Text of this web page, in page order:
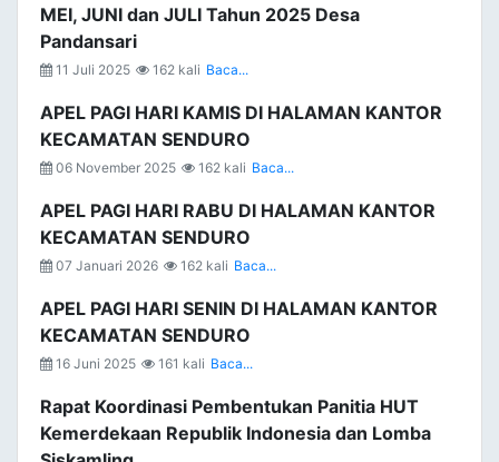
MEI, JUNI dan JULI Tahun 2025 Desa
Pandansari
11 Juli 2025 162 kali Baca...
APEL PAGI HARI KAMIS DI HALAMAN KANTOR
KECAMATAN SENDURO
06 November 2025 162 kali Baca...
APEL PAGI HARI RABU DI HALAMAN KANTOR
KECAMATAN SENDURO
07 Januari 2026 162 kali Baca...
APEL PAGI HARI SENIN DI HALAMAN KANTOR
KECAMATAN SENDURO
16 Juni 2025 161 kali Baca...
Rapat Koordinasi Pembentukan Panitia HUT
Kemerdekaan Republik Indonesia dan Lomba